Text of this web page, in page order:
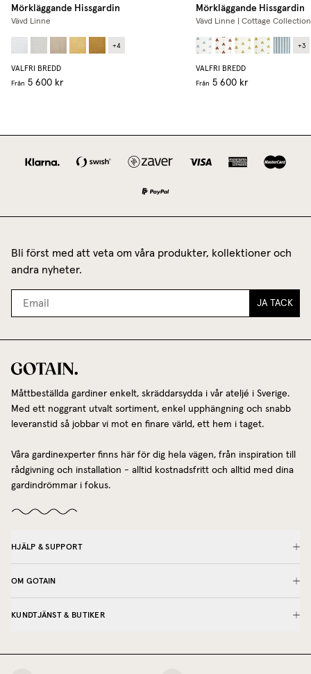
Mörkläggande Hissgardin
Vävd Linne
+4
VALFRI BREDD
Från 5 600 kr
Mörkläggande Hissgardin
Vävd Linne | Cottage Collection
+3
VALFRI BREDD
Från 5 600 kr
Bli först med att veta om våra produkter, kollektioner och
andra nyheter.
JA TACK
Måttbeställda gardiner enkelt, skräddarsydda i vår ateljé i Sverige.
Med ett noggrant utvalt sortiment, enkel upphängning och snabb
leveranstid så jobbar vi mot en finare värld, ett hem i taget.
Våra gardinexperter finns här för dig hela vägen, från inspiration till
rådgivning och installation - alltid kostnadsfritt och alltid med dina
gardindrömmar i fokus.
HJÄLP & SUPPORT
OM GOTAIN
KUNDTJÄNST & BUTIKER